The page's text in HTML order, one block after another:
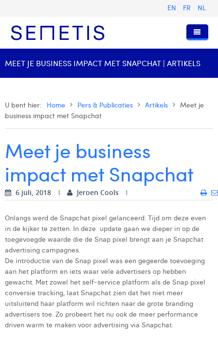
EN FR NL
Diensten
Digital Business Intelligence
Trainingen
Onze Geschiedenis
Anouk Allegaert
Arthur Collard
Camille Servais
Charlie Deschamps
Dhan Claes
Diane Tremouroux
Edouard Polet
Elio Civalleri
Eliott Pousset
Floriane Defacqz
Onze Waarden
Omnicom Media Group
Certificeringen
Pers & Publicaties
Presentaties en Cases
Persberichten
Vacatures
Strategy Director
Digital Business Analyst
Digital Business Consultant NL
Digital Business Intern
Contact
MEET JE BUSINESS IMPACT MET SNAPCHAT | ARTIKELS
U bent hier: Home Pers & Publicaties Artikels
Meet je
business impact met Snapchat
Meet je business
impact met Snapchat
6 juli, 2018 Jeroen Cools
Onlangs werd de Snapchat pixel gelanceerd. Tijd om deze even
in de kijker te zetten. In deze update gaan we dieper in op de
toegevoegde waarde die de Snap pixel brengt aan je Snapchat
advertising campagnes.
De introductie van de Snap pixel was een gegeerde toevoeging
aan het platform en iets waar vele advertisers op hebben
gewacht. Met zowel het self-service platform als de Snap pixel
conversie tracking, laat Snapchat zien dat het niet meer
uitsluitend haar platform wil richten naar de grote branding
advertisers toe. Zo probeert het nu ook de meer performance
driven warm te maken voor advertising via Snapchat.